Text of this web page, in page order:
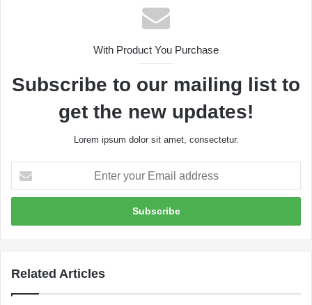
With Product You Purchase
Subscribe to our mailing list to
get the new updates!
Lorem ipsum dolor sit amet, consectetur.
your
Email
Related Articles